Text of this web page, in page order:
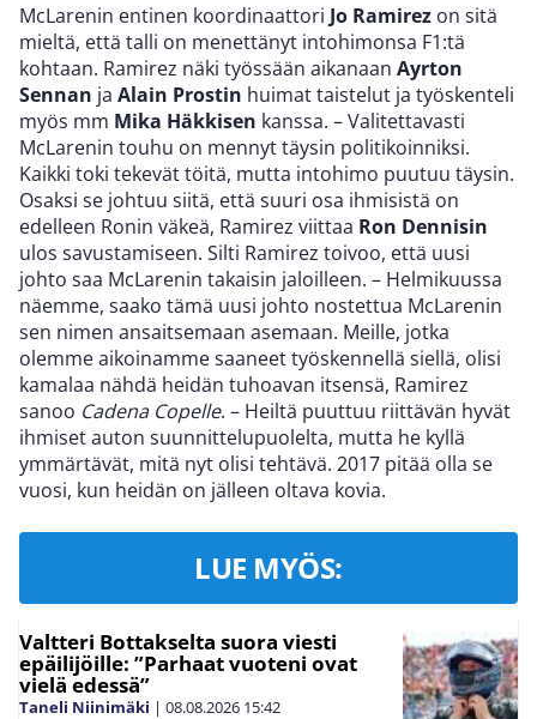
McLarenin entinen koordinaattori Jo Ramirez on sitä
mieltä, että talli on menettänyt intohimonsa F1:tä
kohtaan. Ramirez näki työssään aikanaan Ayrton
Sennan ja Alain Prostin huimat taistelut ja työskenteli
myös mm Mika Häkkisen kanssa. – Valitettavasti
McLarenin touhu on mennyt täysin politikoinniksi.
Kaikki toki tekevät töitä, mutta intohimo puutuu täysin.
Osaksi se johtuu siitä, että suuri osa ihmisistä on
edelleen Ronin väkeä, Ramirez viittaa Ron Dennisin
ulos savustamiseen. Silti Ramirez toivoo, että uusi
johto saa McLarenin takaisin jaloilleen. – Helmikuussa
näemme, saako tämä uusi johto nostettua McLarenin
sen nimen ansaitsemaan asemaan. Meille, jotka
olemme aikoinamme saaneet työskennellä siellä, olisi
kamalaa nähdä heidän tuhoavan itsensä, Ramirez
sanoo Cadena Copelle. – Heiltä puuttuu riittävän hyvät
ihmiset auton suunnittelupuolelta, mutta he kyllä
ymmärtävät, mitä nyt olisi tehtävä. 2017 pitää olla se
vuosi, kun heidän on jälleen oltava kovia.
LUE MYÖS:
Valtteri Bottakselta suora viesti
epäilijöille: ”Parhaat vuoteni ovat
vielä edessä”
Taneli Niinimäki | 08.08.2026 15:42